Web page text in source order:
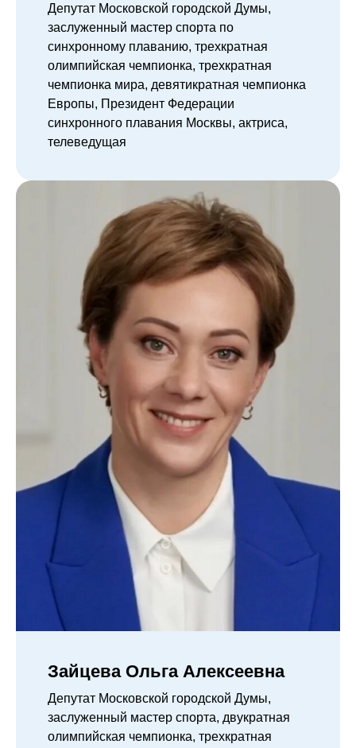
Депутат Московской городской Думы,
заслуженный мастер спорта по
синхронному плаванию, трехкратная
олимпийская чемпионка, трехкратная
чемпионка мира, девятикратная чемпионка
Европы, Президент Федерации
синхронного плавания Москвы, актриса,
телеведущая
Зайцева Ольга Алексеевна
Депутат Московской городской Думы,
заслуженный мастер спорта, двукратная
олимпийская чемпионка, трехкратная